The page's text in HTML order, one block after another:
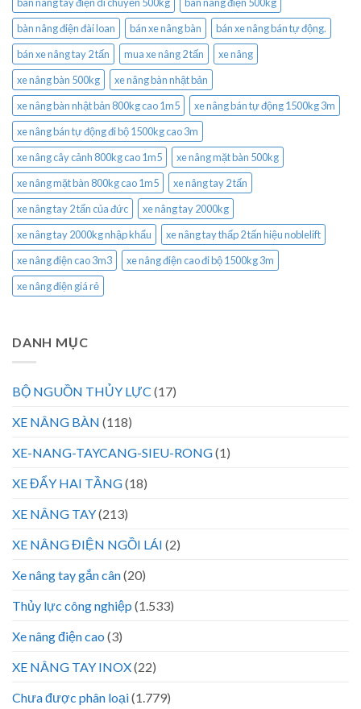
bàn nâng tay điện di chuyển 500kg
bàn nâng điện 500kg
bàn nâng điện đài loan
bán xe nâng bàn
bán xe nâng bán tự động.
bán xe nâng tay 2 tấn
mua xe nâng 2 tấn
xe nâng
xe nâng bàn 500kg
xe nâng bàn nhật bản
xe nâng bàn nhật bản 800kg cao 1m5
xe nâng bán tự động 1500kg 3m
xe nâng bán tự động đi bộ 1500kg cao 3m
xe nâng cây cảnh 800kg cao 1m5
xe nâng mặt bàn 500kg
xe nâng mặt bàn 800kg cao 1m5
xe nâng tay 2 tấn
xe nâng tay 2 tấn của đức
xe nâng tay 2000kg
xe nâng tay 2000kg nhập khẩu
xe nâng tay thấp 2 tấn hiệu noblelift
xe nâng điện cao 3m3
xe nâng điện cao đi bộ 1500kg 3m
xe nâng điện giá rẻ
DANH MỤC
BỘ NGUỒN THỦY LỰC (17)
XE NÂNG BÀN (118)
XE-NANG-TAYCANG-SIEU-RONG(1)
XE ĐẨY HAI TẦNG(18)
XE NÂNG TAY(213)
XE NÂNG ĐIỆN NGỒI LÁI (2)
Xe nâng tay gắn cân(20)
Thủy lực công nghiệp (1.533)
Xe nâng điện cao (3)
XE NÂNG TAY INOX(22)
Chưa được phân loại(1.779)